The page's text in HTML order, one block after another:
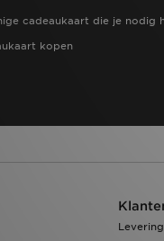
cadeaukaart die je nodig
kopen